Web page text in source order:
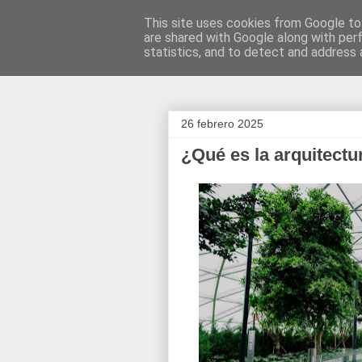
26 febrero 2025
¿Qué es la
This site uses cookies from Google
are shared with Google along with
statistics, and to detect and address